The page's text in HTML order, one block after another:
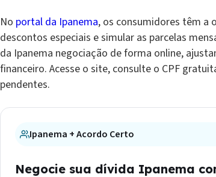
No portal da Ipanema, os consumidores têm a
descontos especiais e simular as parcelas
da Ipanema negociação de forma online,
financeiro. Acesse o site, consulte o CPF
pendentes.
Ipanema + Acordo Certo
Negocie sua dívida Ipanema